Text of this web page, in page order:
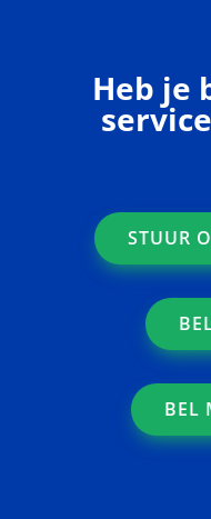
Heb je
STUUR
BEL